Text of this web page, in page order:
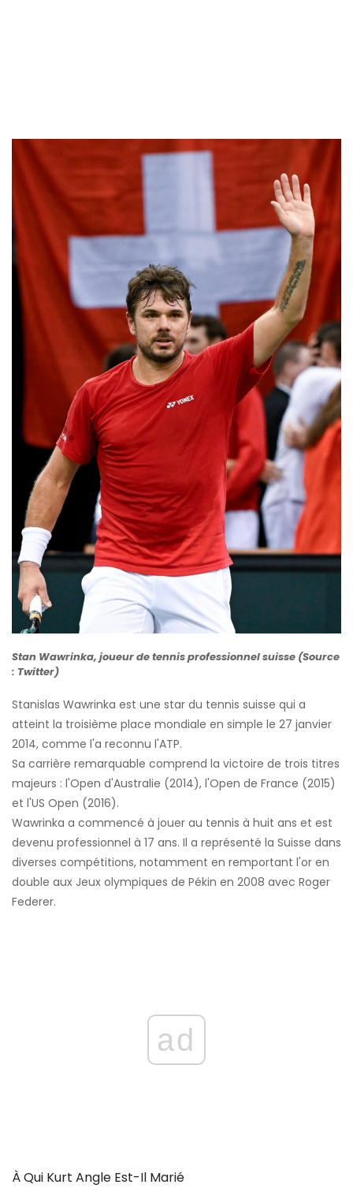
Stan Wawrinka, joueur de tennis professionnel suisse (Source
: Twitter)
Stanislas Wawrinka est une star du tennis suisse qui a
atteint la troisième place mondiale en simple le 27 janvier
2014, comme l'a reconnu l'ATP.
Sa carrière remarquable comprend la victoire de trois titres
majeurs : l'Open d'Australie (2014), l'Open de France (2015)
et l'US Open (2016).
Wawrinka a commencé à jouer au tennis à huit ans et est
devenu professionnel à 17 ans. Il a représenté la Suisse dans
diverses compétitions, notamment en remportant l'or en
double aux Jeux olympiques de Pékin en 2008 avec Roger
Federer.
ad
À Qui Kurt Angle Est-Il Marié